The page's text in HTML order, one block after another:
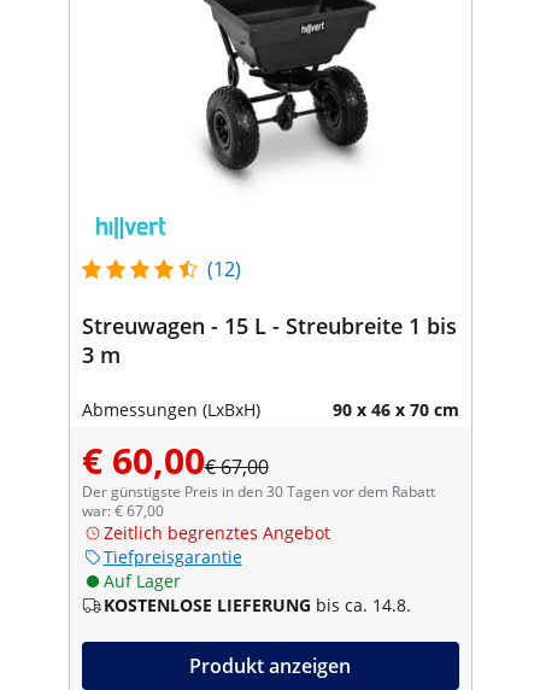
(12)
Streuwagen - 15 L - Streubreite 1 bis
3 m
Abmessungen (LxBxH) 90 x 46 x 70 cm
€ 60,00€ 67,00
Der günstigste Preis in den 30 Tagen vor dem Rabatt
war: € 67,00
Zeitlich begrenztes Angebot
Tiefpreisgarantie
Auf Lager
KOSTENLOSE LIEFERUNG bis ca. 14.8.
Produkt anzeigen